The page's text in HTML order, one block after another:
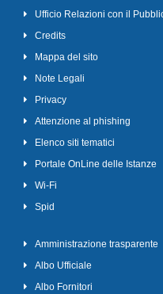
Ufficio Relazioni con il
Credits
Mappa del sito
Note Legali
Privacy
Attenzione al phishing
Elenco siti tematici
Portale OnLine delle Istanze
Wi-Fi
Spid
Amministrazione trasparente
Albo Ufficiale
Albo Fornitori